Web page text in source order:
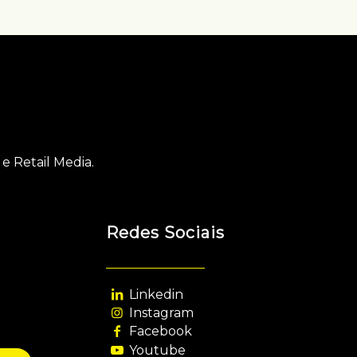
Retail Media.
Redes Sociais
Linkedin
Instagram
Facebook
Youtube